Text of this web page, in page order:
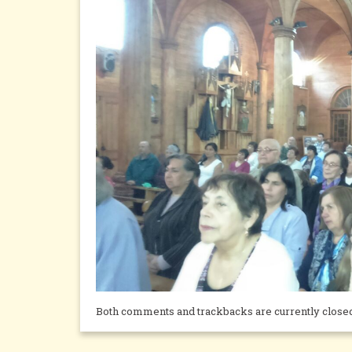
Both comments and trackbacks are currently